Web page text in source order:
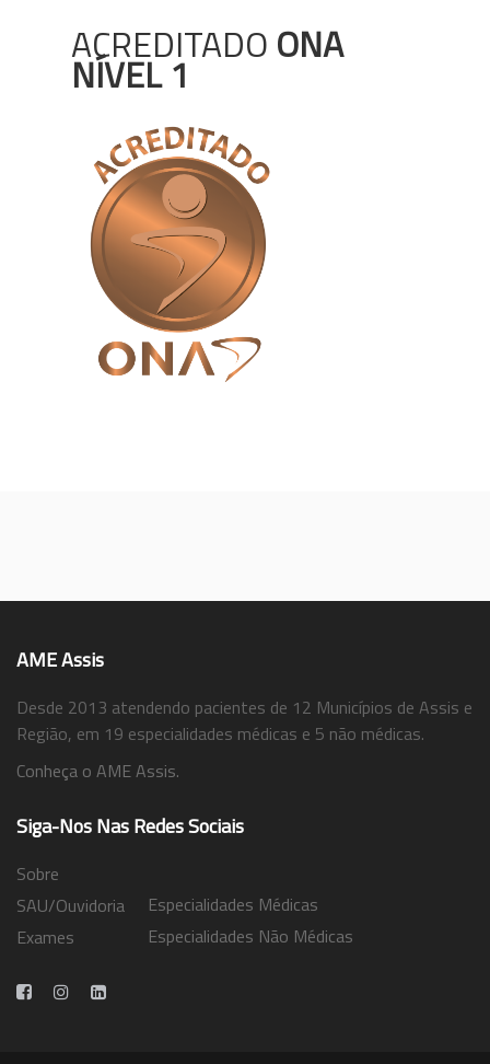
ACREDITADO ONA
NÍVEL 1
AME Assis
Desde 2013 atendendo pacientes de 12 Municípios de Assis e
Região, em 19 especialidades médicas e 5 não médicas.
Conheça o AME Assis.
Siga-Nos Nas Redes Sociais
Sobre
SAU/Ouvidoria
Exames
Especialidades Médicas
Especialidades Não Médicas